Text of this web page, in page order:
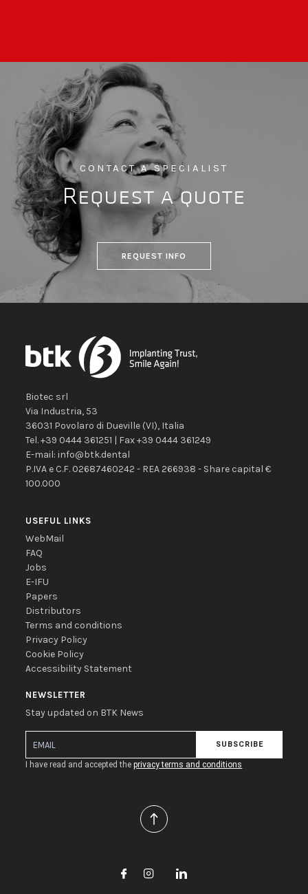
CONTACT A SPECIALIST
Request a quote
REQUEST INFO
Biotec srl
Via Industria, 53
36031 Povolaro di Dueville (VI), Italia
Tel.+39 0444 361251 | Fax+39 0444 361249
E-mail:info@btk.dental
P.IVA e C.F. 02687460242 - REA 266938 - Share capital €
100.000
USEFUL LINKS
WebMail
FAQ
Jobs
E-IFU
Papers
Distributors
Terms and conditions
Privacy Policy
Cookie Policy
Accessibility Statement
NEWSLETTER
Stay updated on BTK News
SUBSCRIBE
I have read and accepted theprivacy terms and conditions